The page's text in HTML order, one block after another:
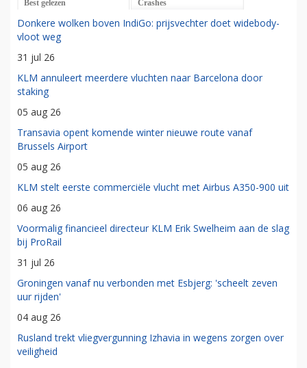
Best gelezen Crashes
Donkere wolken boven IndiGo: prijsvechter doet widebody-
vloot weg
31 jul 26
KLM annuleert meerdere vluchten naar Barcelona door
staking
05 aug 26
Transavia opent komende winter nieuwe route vanaf
Brussels Airport
05 aug 26
KLM stelt eerste commerciële vlucht met Airbus A350-900 uit
06 aug 26
Voormalig financieel directeur KLM Erik Swelheim aan de slag
bij ProRail
31 jul 26
Groningen vanaf nu verbonden met Esbjerg: 'scheelt zeven
uur rijden'
04 aug 26
Rusland trekt vliegvergunning Izhavia in wegens zorgen over
veiligheid